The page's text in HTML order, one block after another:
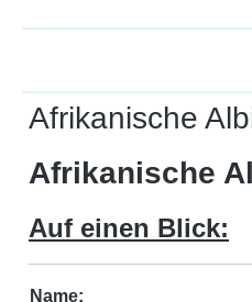
Afrikanische
Afrikanische
Auf einen Blick:
Name: